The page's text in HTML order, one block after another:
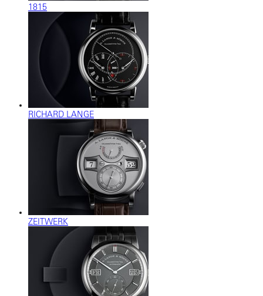
1815
RICHARD LANGE
ZEITWERK